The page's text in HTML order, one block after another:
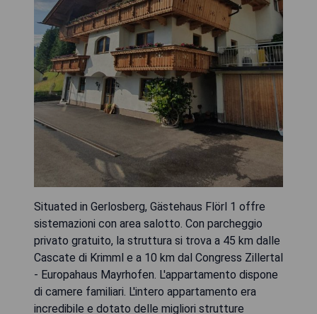
Situated in Gerlosberg, Gästehaus Flörl 1 offre
sistemazioni con area salotto. Con parcheggio
privato gratuito, la struttura si trova a 45 km dalle
Cascate di Krimml e a 10 km dal Congress Zillertal
- Europahaus Mayrhofen. L'appartamento dispone
di camere familiari. L'intero appartamento era
incredibile e dotato delle migliori strutture